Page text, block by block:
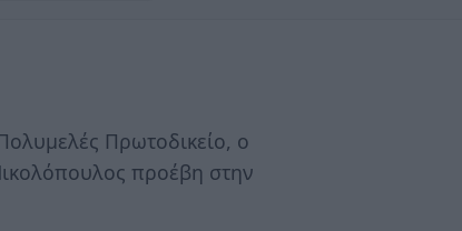
Πρωτοδικείο, ο
προέβη στην